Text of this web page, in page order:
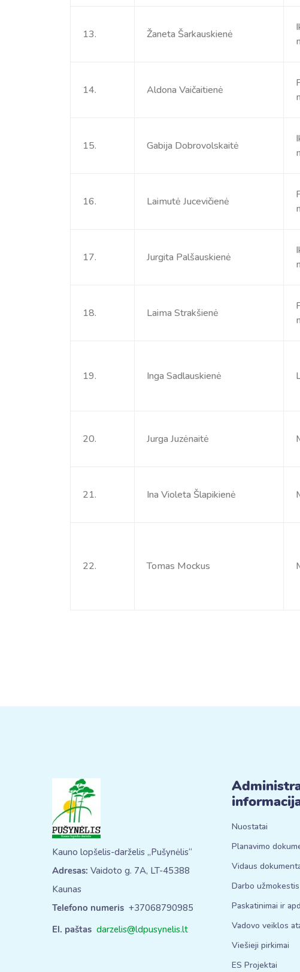
13. Žaneta Šarkauskienė
14. Aldona Vaičaitienė
15. Gabija Dobrovolskaitė
16. Laimutė Jucevičienė
17. Jurgita Palšauskienė
18. Laima Strakšienė
19. Inga Sadlauskienė
20. Jurga Juzėnaitė
21. Ina Violeta Šlapikienė
22. Tomas Mockus
Kauno lopšelis-darželis „Pušynėlis“
Adresas: Vaidoto g. 7A, LT-45388
Kaunas
Telefono numeris +37068790985
El. paštas darzelis@ldpusynelis.lt
Nuostatai
Planavimo
Vidaus
Darbo užmokestis
Paskatinimai ir
Vadovo veiklos
Viešieji pirkimai
ES Projektai